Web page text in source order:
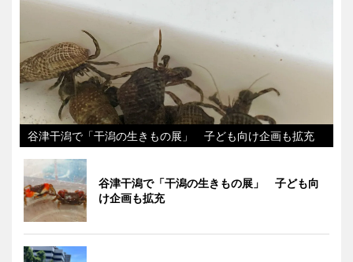
谷津干潟で「干潟の生きもの展」 子ども向け企画も拡充
谷津干潟で「干潟の生きもの展」 子ども向
け企画も拡充